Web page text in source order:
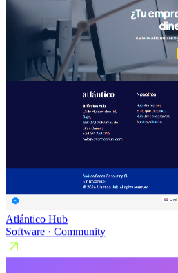
Atlántico Hub
Software · Community